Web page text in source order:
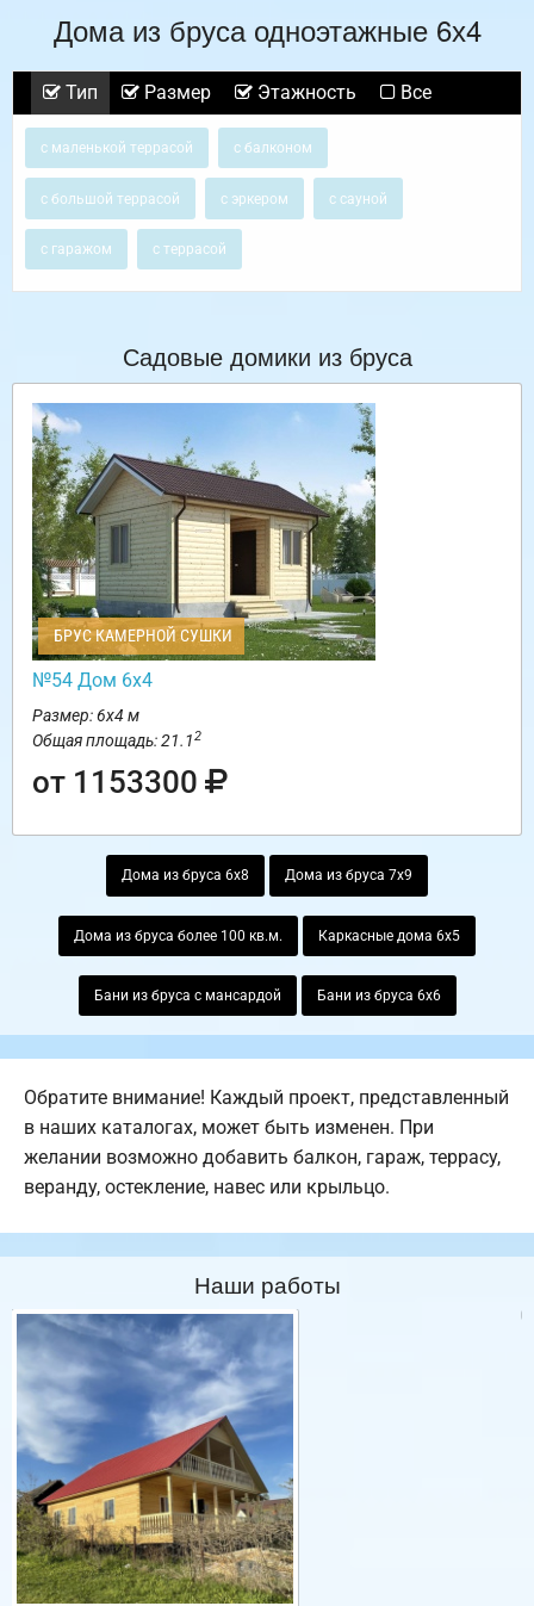
Дома из бруса одноэтажные 6х4
Тип Размер Этажность Все
с маленькой террасой с балконом
с большой террасой с эркером с сауной
с гаражом с террасой
Садовые домики из бруса
БРУС КАМЕРНОЙ СУШКИ
№54 Дом 6х4
Размер: 6х4 м
Общая площадь: 21.12
от 1153300
Дома из бруса 6х8 Дома из бруса 7х9
Дома из бруса более 100 кв.м. Каркасные дома 6х5
Бани из бруса с мансардой Бани из бруса 6х6
Обратите внимание! Каждый проект, представленный
в наших каталогах, может быть изменен. При
желании возможно добавить балкон, гараж, террасу,
веранду, остекление, навес или крыльцо.
Наши работы